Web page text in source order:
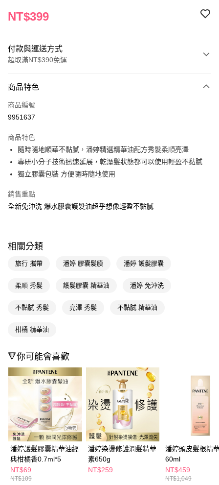
NT$399
付款與運送方式
超取滿NT$390免運
POYA支付
信用卡一次付款
LINE Pay
Apple Pay
悠遊付
相關說明
【關於「AFTEE先享後付」】
１．簡單：不需註冊會員、不需綁卡、不需儲值。
３．安心：先確認商品／服務後，再付款。
１．於結帳方式選擇「AFTEE先享後付」後，將跳轉至「AFTEE先享後付」
３．收到繳費通知簡訊後14天內，點擊此簡訊中的連結，可透過四大超商／
ATM／網路銀行／等多元方式進行付款，方視為交易完成。
※ 請注意：結帳手續完成當下不需立刻繳費，但若您需要取消訂單，請聯絡
購買商品的店家。未經商家同意取消之訂單仍視為有效，需透過AFTEE先享
後付繳納相關費用。
※ 交易是否成功請以「AFTEE先享後付 」之結帳頁面顯示為準，若有關於
是否繳費成功／繳費後需取消欲退款等相關疑問，請聯繫「AFTEE先享後付
客戶支援中心」
https://netprotections.freshdesk.com/support/home
【注意事項】
１．透過由恩沛科技股份有限公司提供之「AFTEE先享後付」服務完成之交
易，需依本服務之必要範圍內提供個人資料，並將交易相關給付款項請求債
權轉讓予恩沛科技股份有限公司。
２．關於個人資料處理事宜，請瀏覽以下網址：
https://aftee.tw/terms/#terms3
即享券
全家取貨付款
每筆NT$65，滿NT$390(含以上)免運費
萊爾富取貨付款
每筆NT$65，滿NT$490(含以上)免運費
付款後萊爾富取貨
每筆NT$65，滿NT$490(含以上)免運費
7-11取貨付款
每筆NT$65，滿NT$490(含以上)免運費
付款後7-11取貨
每筆NT$65，滿NT$490(含以上)免運費
商品特色
商品編號
9951637
商品特色
隨時隨地順華不黏膩，潘婷精選精華油配方秀髮柔順亮澤
專研小分子技術迅速延展，乾溼髮狀態都可以使用輕盈不黏膩
獨立膠囊包裝 方便隨時隨地使用
銷售重點
全新免沖洗 爆水膠囊護髮油超乎想像輕盈不黏膩
相關分類
旅行 攜帶 潘婷 膠囊髮膜 潘婷 護髮膠囊
柔順 秀髮 護髮膠囊 精華油 潘婷 免沖洗
不黏膩 秀髮 亮澤 秀髮 不黏膩 精華油
柑橘 精華油
🔻你可能會喜歡
潘婷護髮膠囊精華油經
典柑橘香0.7ml*5
NT$69
NT$109
潘婷染燙修護潤髮精華
素650g
NT$259
潘婷頭皮髮根精
60ml
NT$459
NT$1,049